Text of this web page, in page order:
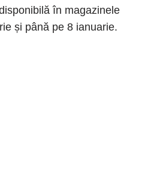
în magazinele
și până pe 8 ianuarie.